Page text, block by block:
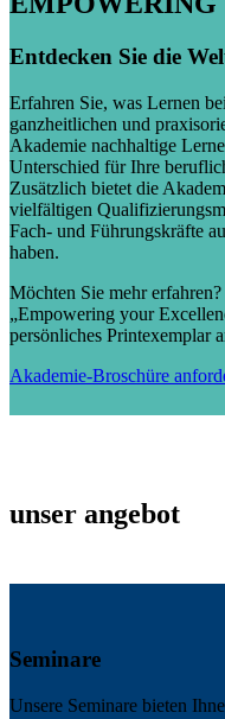
Entdecken Sie die
Erfahren Sie, was Lernen
ganzheitlichen und
Akademie nachhaltige
Unterschied für Ihre
Zusätzlich bietet die
vielfältigen
Fach- und Führungskräfte
haben.
Möchten Sie mehr
„Empowering your
persönliches Printexemplar
Akademie-Broschüre
unser angebot
Seminare
Unsere Seminare bieten